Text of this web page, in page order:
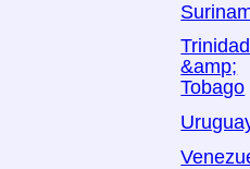
Trinidad
&amp;
Tobago